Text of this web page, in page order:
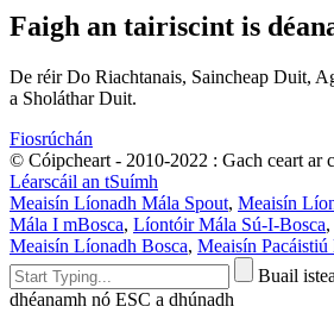
Faigh an tairiscint is
De réir Do Riachtanais, Saincheap Duit,
a Sholáthar Duit.
Fiosrúchán
© Cóipcheart - 2010-2022 : Gach ceart ar
Léarscáil an tSuímh
Meaisín Líonadh Mála Spout, Meaisín
Mála I mBosca, Líontóir Mála Sú-I-Bosca,
Meaisín Líonadh Bosca, Meaisín Pacáistiú
Buail
dhéanamh nó ESC a dhúnadh